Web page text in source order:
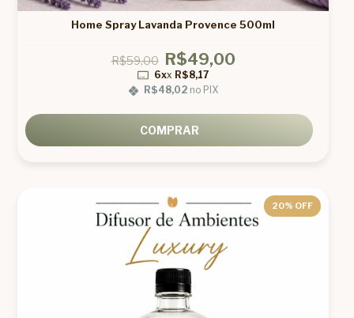
Home Spray Lavanda Provence 500ml
R$59,00 R$49,00
6xx R$8,17
R$48,02no PIX
COMPRAR
20% OFF